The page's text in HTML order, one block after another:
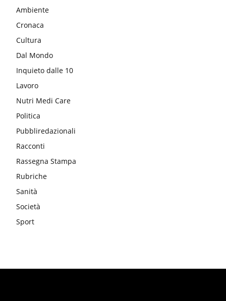
Ambiente
Cronaca
Cultura
Dal Mondo
Inquieto dalle 10
Lavoro
Nutri Medi Care
Politica
Pubbliredazionali
Racconti
Rassegna Stampa
Rubriche
Sanità
Società
Sport